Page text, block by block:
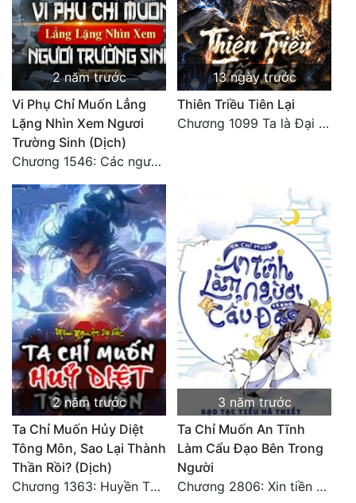
Đẹp
Đẹp Hiệp
Tính Cách Nhân Vật :
Cơ Trí
Sát Phạt Quyết Đoán
Vô Sỉ
Điềm Đạm
2 năm trước
Vi Phụ Chỉ Muốn Lẳng
Lặng Nhìn Xem Ngươi
Trường Sinh (Dịch)
Chương 1546: Các ngươi đều lưu danh trên sinh tử bạ, không đóng bài, chư hung Phong Đô thành đều tập hợp (5)
13 ngày trước
Thiên Triều Tiên Lại
Chương 1099 Ta là Đại La Tiên! Một người đắc đạo, gà chó lên trời (Đại kết cục)
2 năm trước
Ta Chỉ Muốn Hủy Diệt
Tông Môn, Sao Lại Thành
Thần Rồi? (Dịch)
Chương 1363: Huyền Thần Cố Minh Triều Khắc! (2)
3 năm trước
Ta Chỉ Muốn An Tĩnh
Làm Cẩu Đạo Bên Trong
Người
Chương 2806: Xin tiền bối nhất định phải tin tưởng cách làm